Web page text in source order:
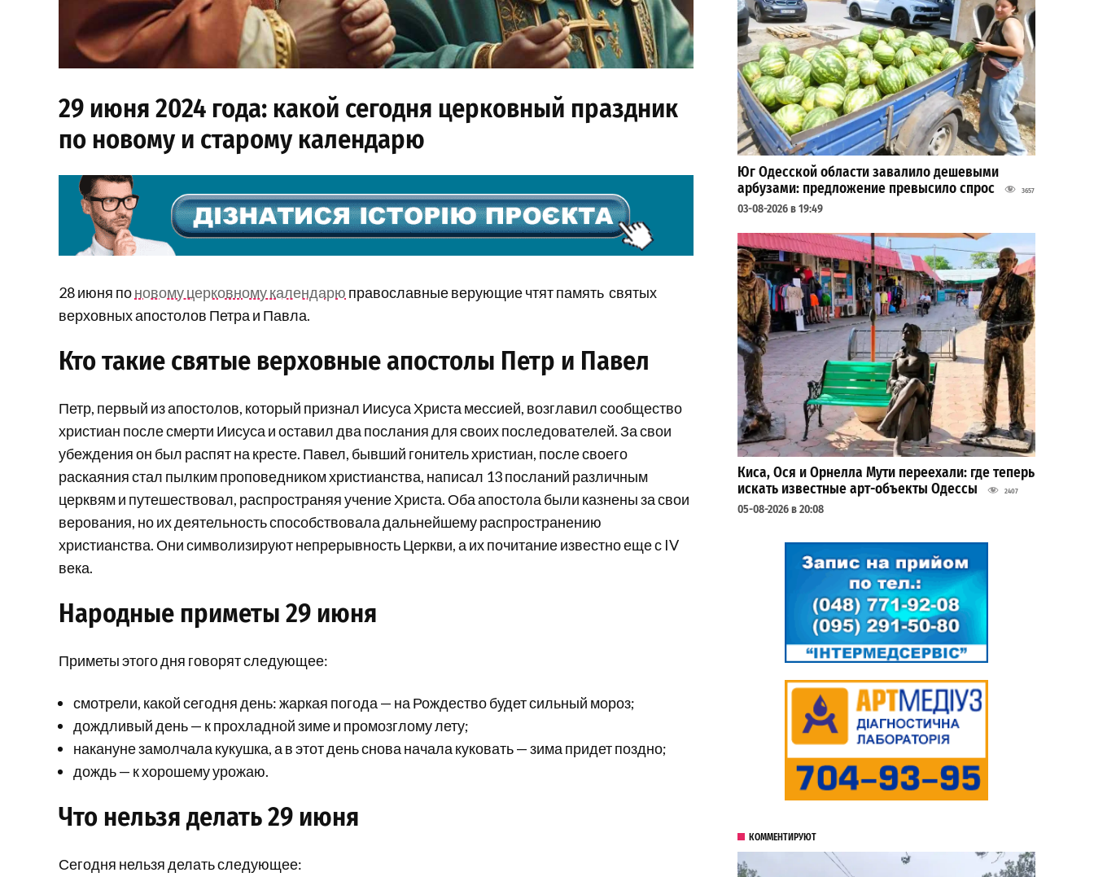
29 июня 2024 года: какой сегодня церковный праздник
по новому и старому календарю
28 июня поновому церковному календарю православные верующие чтят память святых
верховных апостолов Петра и Павла.
Кто такие святые верховные апостолы Петр и Павел
Петр, первый из апостолов, который признал Иисуса Христа мессией, возглавил сообщество
христиан после смерти Иисуса и оставил два послания для своих последователей. За свои
убеждения он был распят на кресте. Павел, бывший гонитель христиан, после своего
раскаяния стал пылким проповедником христианства, написал 13 посланий различным
церквям и путешествовал, распространяя учение Христа. Оба апостола были казнены за свои
верования, но их деятельность способствовала дальнейшему распространению
христианства. Они символизируют непрерывность Церкви, а их почитание известно еще с IV
века.
Народные приметы 29 июня
Приметы этого дня говорят следующее:
смотрели, какой сегодня день: жаркая погода — на Рождество будет сильный мороз;
дождливый день — к прохладной зиме и промозглому лету;
накануне замолчала кукушка, а в этот день снова начала куковать — зима придет поздно;
дождь — к хорошему урожаю.
Что нельзя делать 29 июня
Сегодня нельзя делать следующее:
Юг Одесской области завалило дешевыми
арбузами: предложение превысило спрос
3657
03-08-2026 в 19:49
Киса, Ося и Орнелла Мути переехали: где теперь
искать известные арт-объекты Одессы
2407
05-08-2026 в 20:08
КОММЕНТИРУЮТ